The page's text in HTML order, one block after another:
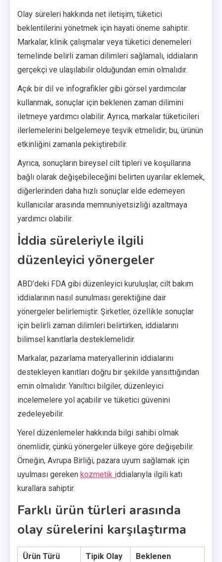
Olay süreleri hakkında net iletişim, tüketici
beklentilerini yönetmek için hayati öneme sahiptir.
Markalar, klinik çalışmalar veya tüketici denemeleri
temelinde belirli zaman dilimleri sağlamalı, iddiaların
gerçekçi ve ulaşılabilir olduğundan emin olmalıdır.
Açık bir dil ve infografikler gibi görsel yardımcılar
kullanmak, sonuçlar için beklenen zaman dilimini
iletmeye yardımcı olabilir. Ayrıca, markalar tüketicileri
ilerlemelerini belgelemeye teşvik etmelidir; bu, ürünün
etkinliğini zamanla pekiştirebilir.
Ayrıca, sonuçların bireysel cilt tipleri ve koşullarına
bağlı olarak değişebileceğini belirten uyarılar eklemek,
diğerlerinden daha hızlı sonuçlar elde edemeyen
kullanıcılar arasında memnuniyetsizliği azaltmaya
yardımcı olabilir.
İddia süreleriyle ilgili
düzenleyici yönergeler
ABD’deki FDA gibi düzenleyici kuruluşlar, cilt bakım
iddialarının nasıl sunulması gerektiğine dair
yönergeler belirlemiştir. Şirketler, özellikle sonuçlar
için belirli zaman dilimleri belirtirken, iddialarını
bilimsel kanıtlarla desteklemelidir.
Markalar, pazarlama materyallerinin iddialarını
destekleyen kanıtları doğru bir şekilde yansıttığından
emin olmalıdır. Yanıltıcı bilgiler, düzenleyici
incelemelere yol açabilir ve tüketici güvenini
zedeleyebilir.
Yerel düzenlemeler hakkında bilgi sahibi olmak
önemlidir, çünkü yönergeler ülkeye göre değişebilir.
Örneğin, Avrupa Birliği, pazara uyum sağlamak için
uyulması gereken kozmetik iddialarıyla ilgili katı
kurallara sahiptir.
Farklı ürün türleri arasında
olay sürelerini karşılaştırma
Ürün Türü
Tipik Olay
Beklenen